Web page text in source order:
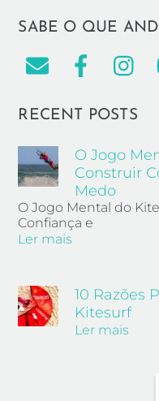
SABE O QUE
RECENT POSTS
O Jogo
Construir
Medo
O Jogo Mental do
Confiança e
Ler mais
10 Razões
Kitesurf
Ler mais